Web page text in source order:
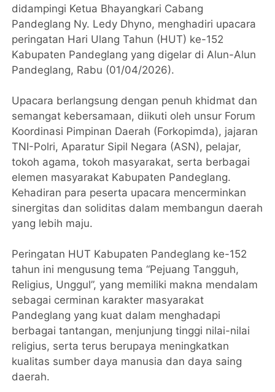
didampingi Ketua Bhayangkari Cabang
Pandeglang Ny. Ledy Dhyno, menghadiri upacara
peringatan Hari Ulang Tahun (HUT) ke-152
Kabupaten Pandeglang yang digelar di Alun-Alun
Pandeglang, Rabu (01/04/2026).
Upacara berlangsung dengan penuh khidmat dan
semangat kebersamaan, diikuti oleh unsur Forum
Koordinasi Pimpinan Daerah (Forkopimda), jajaran
TNI-Polri, Aparatur Sipil Negara (ASN), pelajar,
tokoh agama, tokoh masyarakat, serta berbagai
elemen masyarakat Kabupaten Pandeglang.
Kehadiran para peserta upacara mencerminkan
sinergitas dan soliditas dalam membangun daerah
yang lebih maju.
Peringatan HUT Kabupaten Pandeglang ke-152
tahun ini mengusung tema “Pejuang Tangguh,
Religius, Unggul”, yang memiliki makna mendalam
sebagai cerminan karakter masyarakat
Pandeglang yang kuat dalam menghadapi
berbagai tantangan, menjunjung tinggi nilai-nilai
religius, serta terus berupaya meningkatkan
kualitas sumber daya manusia dan daya saing
daerah.